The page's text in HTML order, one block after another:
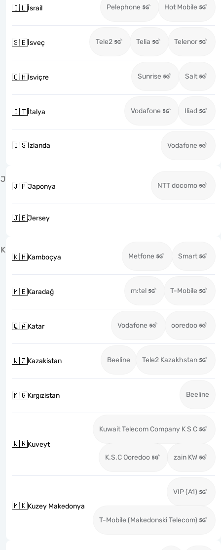
🇮🇱İsrail Pelephone Hot Mobile
🇸🇪İsveç Tele2 Telia Telenor
🇨🇭İsviçre Sunrise Salt
🇮🇹İtalya Vodafone Iliad
🇮🇸İzlanda Vodafone
J
🇯🇵Japonya NTT docomo
🇯🇪Jersey
K
🇰🇭Kamboçya Metfone Smart
🇲🇪Karadağ m:tel T-Mobile
🇶🇦Katar Vodafone ooredoo
🇰🇿Kazakistan Beeline Tele2 Kazakhstan
🇰🇬Kırgızistan Beeline
🇰🇼Kuveyt
Kuwait Telecom Company K S C
K.S.C Ooredoo zain KW
🇲🇰Kuzey Makedonya
VIP (A1)
T-Mobile (Makedonski Telecom)